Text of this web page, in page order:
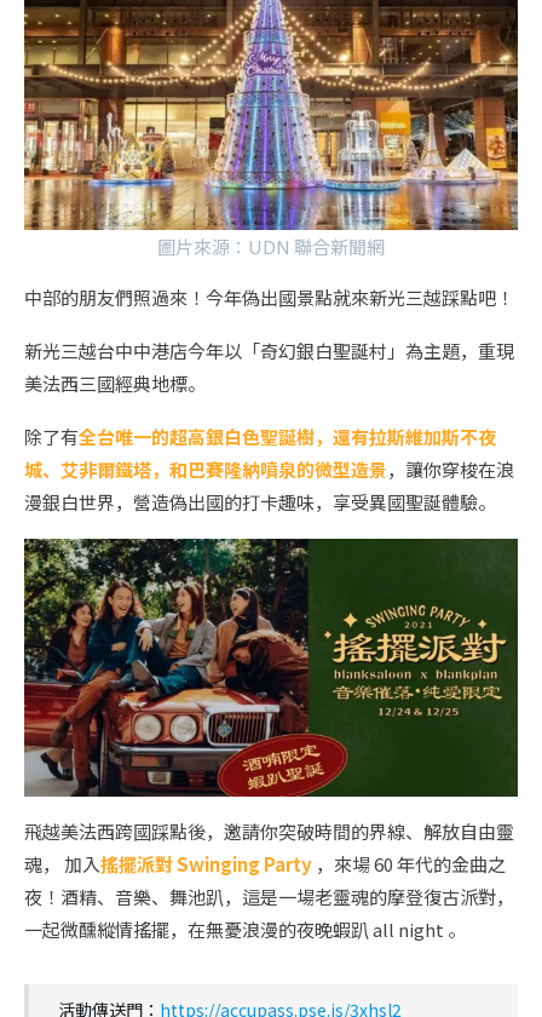
圖片來源： UDN 聯合新聞網
中部的朋友們照過來！今年偽出國景點就來新光三越踩點吧！
新光三越台中中港店今年以「奇幻銀白聖誕村」為主題，重現
美法西三國經典地標。
除了有全台唯一的超高銀白色聖誕樹，還有拉斯維加斯不夜
城、艾非爾鐵塔，和巴賽隆納噴泉的微型造景，讓你穿梭在浪
漫銀白世界，營造偽出國的打卡趣味，享受異國聖誕體驗。
飛越美法西跨國踩點後，邀請你突破時間的界線、解放自由靈
魂， 加入搖擺派對 Swinging Party ，來場 60 年代的金曲之
夜！酒精、音樂、舞池趴，這是一場老靈魂的摩登復古派對，
一起微醺縱情搖擺，在無憂浪漫的夜晚蝦趴 all night 。
活動傳送門： https://accupass.pse.is/3xhsl2